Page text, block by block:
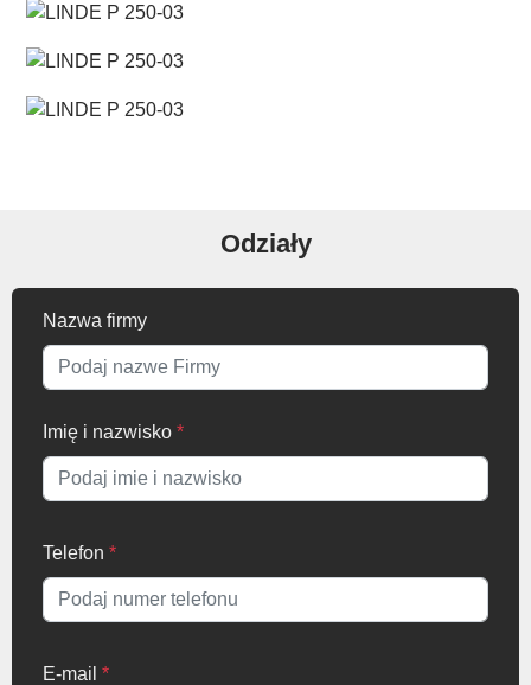
Odziały
Nazwa firmy
Imię i nazwisko *
Telefon *
E-mail *